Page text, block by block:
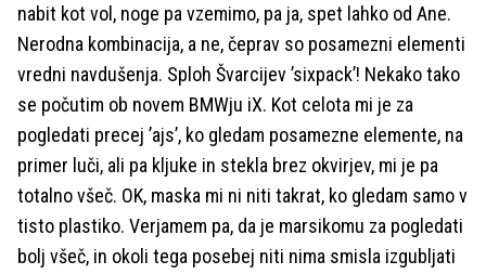
nabit kot vol, noge pa vzemimo, pa ja, spet lahko od Ane.
Nerodna kombinacija, a ne, čeprav so posamezni elementi
vredni navdušenja. Sploh Švarcijev ’sixpack’! Nekako tako
se počutim ob novem BMWju iX. Kot celota mi je za
pogledati precej ’ajs’, ko gledam posamezne elemente, na
primer luči, ali pa kljuke in stekla brez okvirjev, mi je pa
totalno všeč. OK, maska mi ni niti takrat, ko gledam samo v
tisto plastiko. Verjamem pa, da je marsikomu za pogledati
bolj všeč, in okoli tega posebej niti nima smisla izgubljati